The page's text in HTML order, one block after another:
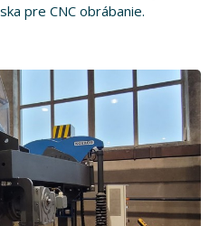
pre CNC obrábanie.